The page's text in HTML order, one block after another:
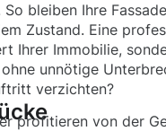
bleiben Ihre
Zustand. Eine
Ihrer Immobilie,
unnötige
verzichten?
profitieren von der